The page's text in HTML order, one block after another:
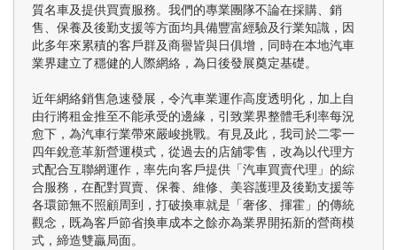
質名車及提供買賣服務。我們的專業團隊不論在採購、銷
售、保養及後勤支援等方面均具備豐富經驗及行業知識，因
此多年來累積的客戶群及商譽皆與日俱增，同時在本地汽車
業界建立了穩健的人際網絡，為日後發展奠定基礎。
近年網絡銷售急速發展，令汽車業運作高度透明化，加上自
由行將租金推至不能承受的邊緣，引致業界整體毛利率每況
愈下，為汽車行業帶來嚴峻挑戰。有見及此，我司於二零一
四年銳意革新營運模式，從過去的店舖零售，改為以代理方
式配合互聯網運作，率先向客戶提供「汽車買賣代理」的綜
合服務，在配對買賣、保養、維修、美容護理及後勤支援等
各環節無不照顧周到，打破換車就是「奢侈、揮霍」的傳統
觀念，既為客戶節省換車成本之餘亦為業界開拓新的營商模
式，締造雙贏局面。